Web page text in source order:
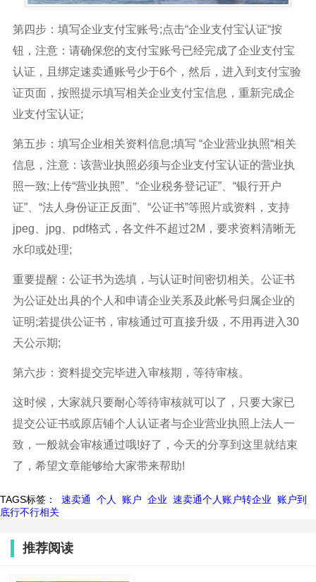
第四步：填写企业支付宝账号;点击“企业支付宝认证“按
钮，注意：请确保您的支付宝账号已经完成了企业支付宝
认证，且绑定速卖通账号少于6个，然后，进入到支付宝验
证页面，按照提示填写相关企业支付宝信息，重新完成企
业支付宝认证;
第五步：填写企业相关资料信息;填写 “企业营业执照“相关
信息，注意：该营业执照必须与企业支付宝认证的营业执
照一致;上传“营业执照”、“企业税务登记证”、“银行开户
证”、“法人身份证正反面”、“公证书”等照片或资料，支持
jpeg、jpg、pdf格式，各文件不超过2M，要求资料清晰无
水印或处理;
重要提醒：公证书为选填，与认证时间密切相关。公证书
为公证处出具的个人和申请企业关系及此帐号归属企业的
证明;若提供公证书，审核通过可直接升级，不用再进入30
天公示期;
第六步：资料提交完毕进入审核期，等待审核。
这时候，大家就只要耐心等待审核就可以了，只要大家已
提交公证书或原店铺个人认证者与企业营业执照上法人一
致，一般就会审核通过哦!好了，今天的分享到这里就结束
了，希望文章能够给大家带来帮助!
TAGS标签： 速卖通 个人 账户 企业 速卖通个人账户转企业
账户到
底行不行相关
推荐阅读